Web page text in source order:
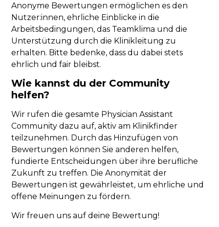
Anonyme Bewertungen ermöglichen es den
Nutzer:innen, ehrliche Einblicke in die
Arbeitsbedingungen, das Teamklima und die
Unterstützung durch die Klinikleitung zu
erhalten. Bitte bedenke, dass du dabei stets
ehrlich und fair bleibst.
Wie kannst du der Community
helfen?
Wir rufen die gesamte Physician Assistant
Community dazu auf, aktiv am Klinikfinder
teilzunehmen. Durch das Hinzufügen von
Bewertungen können Sie anderen helfen,
fundierte Entscheidungen über ihre berufliche
Zukunft zu treffen. Die Anonymität der
Bewertungen ist gewährleistet, um ehrliche und
offene Meinungen zu fördern.
Wir freuen uns auf deine Bewertung!